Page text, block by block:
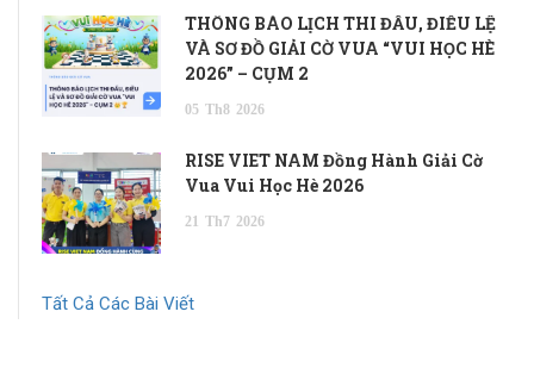
THÔNG BÁO LỊCH THI ĐẤU, ĐIỀU LỆ
VÀ SƠ ĐỒ GIẢI CỜ VUA “VUI HỌC HÈ
2026” – CỤM 2
05 Th8 2026
RISE VIET NAM Đồng Hành Giải Cờ
Vua Vui Học Hè 2026
21 Th7 2026
Tất Cả Các Bài Viết